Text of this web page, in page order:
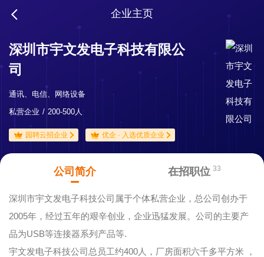
企业主页
深圳市宇文发电子科技有限公
司
通讯、电信、网络设备
私营企业
200-500人
园聘云招企业 优企 · 入选优质企业
公司简介 在招职位 33
深圳市宇文发电子科技公司属于个体私营企业，总公司创办于
2005年，经过五年的艰辛创业，企业迅猛发展。公司的主要产
品为USB等连接器系列产品等.
宇文发电子科技公司总员工约400人，厂房面积六千多平方米 ，